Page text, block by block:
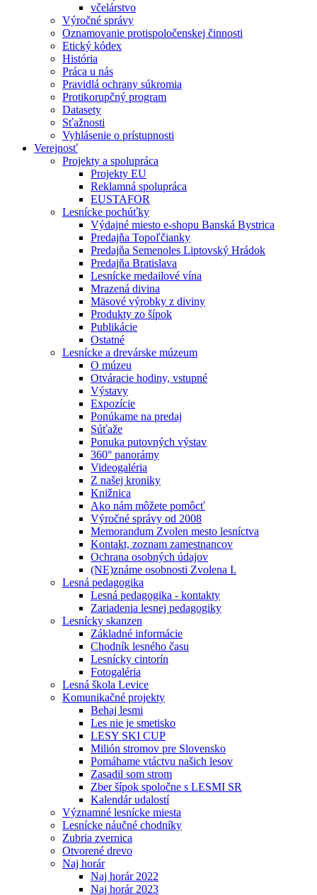
včelárstvo
Výročné správy
Oznamovanie protispoločenskej činnosti
Etický kódex
História
Práca u nás
Pravidlá ochrany súkromia
Protikorupčný program
Datasety
Sťažnosti
Vyhlásenie o prístupnosti
Verejnosť
Projekty a spolupráca
Projekty EU
Reklamná spolupráca
EUSTAFOR
Lesnícke pochúťky
Výdajné miesto e-shopu Banská Bystrica
Predajňa Topoľčianky
Predajňa Semenoles Liptovský Hrádok
Predajňa Bratislava
Lesnícke medailové vína
Mrazená divina
Mäsové výrobky z diviny
Produkty zo šípok
Publikácie
Ostatné
Lesnícke a drevárske múzeum
O múzeu
Otváracie hodiny, vstupné
Výstavy
Expozície
Ponúkame na predaj
Súťaže
Ponuka putovných výstav
360° panorámy
Videogaléria
Z našej kroniky
Knižnica
Ako nám môžete pomôcť
Výročné správy od 2008
Memorandum Zvolen mesto lesníctva
Kontakt, zoznam zamestnancov
Ochrana osobných údajov
(NE)známe osobnosti Zvolena I.
Lesná pedagogika
Lesná pedagogika - kontakty
Zariadenia lesnej pedagogiky
Lesnícky skanzen
Základné informácie
Chodník lesného času
Lesnícky cintorín
Fotogaléria
Lesná škola Levice
Komunikačné projekty
Behaj lesmi
Les nie je smetisko
LESY SKI CUP
Milión stromov pre Slovensko
Pomáhame vtáctvu našich lesov
Zasadil som strom
Zber šípok spoločne s LESMI SR
Kalendár udalostí
Významné lesnícke miesta
Lesnícke náučné chodníky
Zubria zvernica
Otvorené drevo
Naj horár
Naj horár 2022
Naj horár 2023